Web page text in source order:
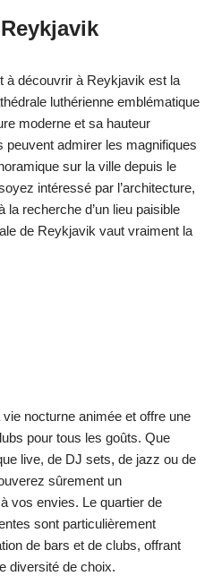
à découvrir à Reykjavik est la
luthérienne emblématique
moderne et sa hauteur
admirer les magnifiques
sur la ville depuis le
intéressé par l’architecture,
la recherche d’un lieu paisible
de Reykjavik vaut vraiment la
nocturne animée et offre une
pour tous les goûts. Que
live, de DJ sets, de jazz ou de
sûrement un
vos envies. Le quartier de
sont particulièrement
de bars et de clubs, offrant
diversité de choix.